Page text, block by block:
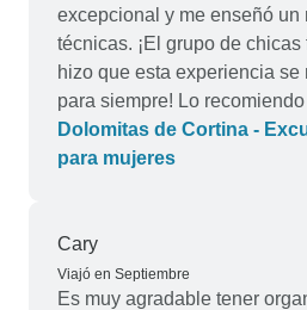
el hotel fue la comida
Ambiente, comida y vino
familia no puede
Acabamos de terminar la
empezamos a finales de
primer día aún hacía calor, a
excepcional y me enseñó un
técnicas. ¡El grupo de
hizo que esta experiencia se
para siempre! Lo
Dolomitas de Cortina -
para mujeres
Cary
Viajó en Septiembre
Es muy agradable tener